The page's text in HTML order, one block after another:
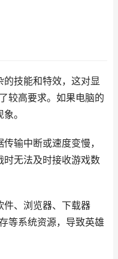
的技能和特效，这对显
较高要求。如果电脑的
。
输中断或速度变慢，
时无法及时接收游戏数
件、浏览器、下载器
等系统资源，导致英雄